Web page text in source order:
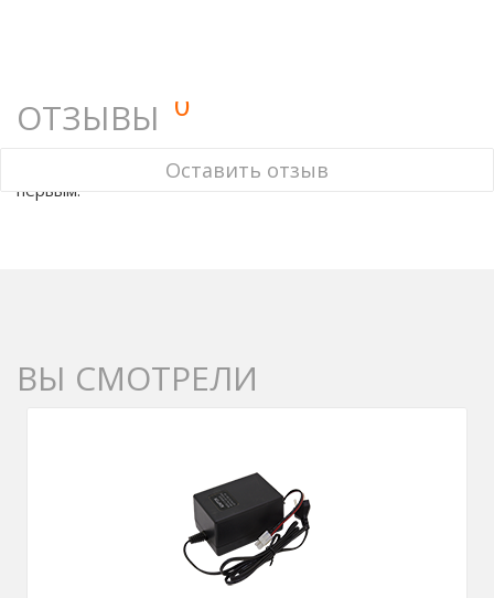
ОТЗЫВЫ 0
Оставить отзыв
У этого товара нет ни одного отзыва. Вы можете стать
первым.
ВЫ СМОТРЕЛИ